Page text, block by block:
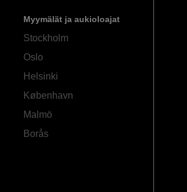
Myymälät ja aukioloajat
Stockholm
Oslo
Helsinki
København
Malmö
Borås